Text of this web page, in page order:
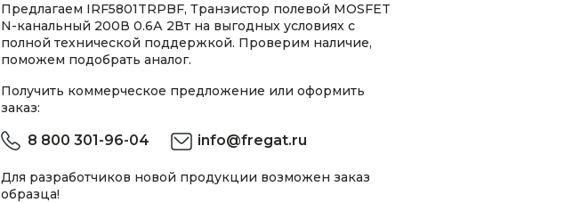
Предлагаем IRF5801TRPBF, Транзистор полевой MOSFET
N-канальный 200В 0.6А 2Вт на выгодных условиях с
полной технической поддержкой. Проверим наличие,
поможем подобрать аналог.
Получить коммерческое предложение или оформить
заказ:
8 800 301-96-04 info@fregat.ru
Для разработчиков новой продукции возможен заказ
образца!